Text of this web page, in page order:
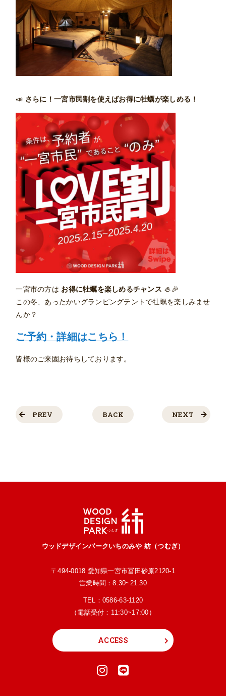
📣 さらに！一宮市民割を使えばお得に牡蠣が楽しめる！
一宮市の方は お得に牡蠣を楽しめるチャンス 🦪🎉
この冬、あったかいグランピングテントで牡蠣を楽しみませ
んか？
ご予約・詳細はこちら！
皆様のご来園お待ちしております。
NEXT
BACK
PREV
ウッドデザインパークいちのみや 紡（つむぎ）
〒494-0018 愛知県一宮市冨田砂原2120-1
営業時間：8:30~21:30
TEL： 0586-63-1120
（電話受付：11:30~17:00）
ACCESS